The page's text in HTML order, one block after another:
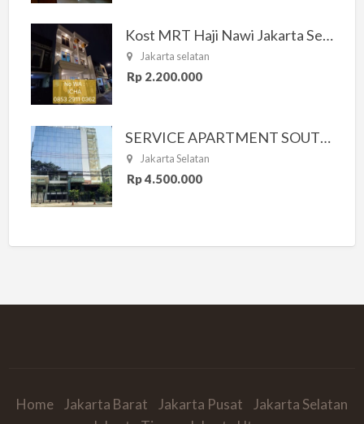
Kost MRT Haji Nawi Jakarta Selatan
Jakarta selatan
Rp 2.200.000
SERVICE APARTMENT SOUTH RESIDENCE
Jakarta Selatan
Rp 4.500.000
Home Jakarta Barat Jakarta Pusat
Jakarta Selatan